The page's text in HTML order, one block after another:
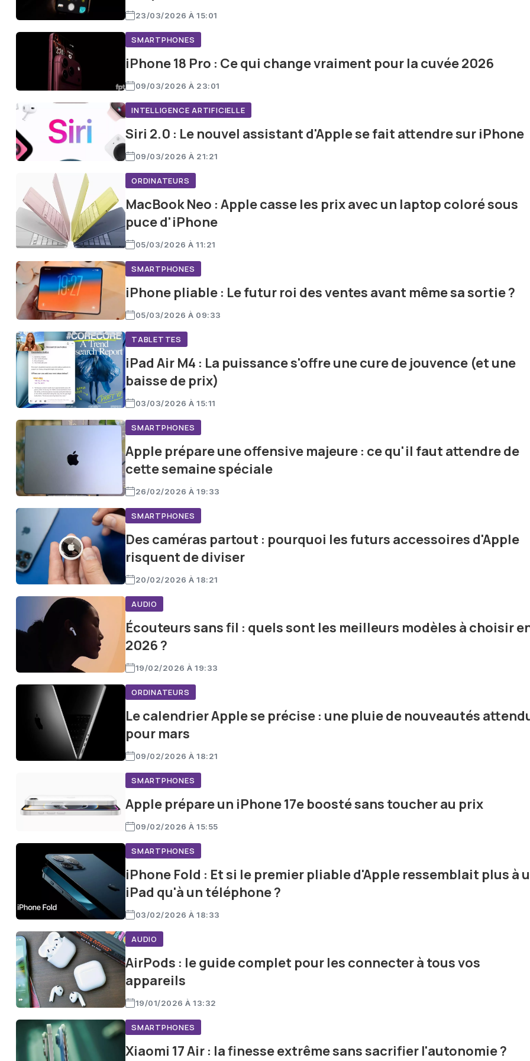
Comment puis-je protéger ma vie privée avec les produits Apple ?
Apple met un fort accent sur la protection de la vie privée et la sécurité. Les appareils Apple intègrent plusieurs
fonctionnalités de sécurité, comme le chiffrement des données, Face ID et Touch ID. Apple propose également
réglages de confidentialité personnalisables pour gérer l'accès aux données personnelles.
23/03/2026 À 15:01
SMARTPHONES
iPhone 18 Pro : Ce qui change vraiment pour la cuvée 2026
09/03/2026 À 23:01
INTELLIGENCE ARTIFICIELLE
Siri 2.0 : Le nouvel assistant d'Apple se fait attendre sur iPhone
09/03/2026 À 21:21
ORDINATEURS
MacBook Neo : Apple casse les prix avec un laptop coloré sous
puce d'iPhone
05/03/2026 À 11:21
SMARTPHONES
iPhone pliable : Le futur roi des ventes avant même sa sortie ?
05/03/2026 À 09:33
TABLETTES
iPad Air M4 : La puissance s'offre une cure de jouvence (et une
baisse de prix)
03/03/2026 À 15:11
SMARTPHONES
Apple prépare une offensive majeure : ce qu'il faut attendre de
cette semaine spéciale
26/02/2026 À 19:33
SMARTPHONES
Des caméras partout : pourquoi les futurs accessoires d'Apple
risquent de diviser
20/02/2026 À 18:21
AUDIO
Écouteurs sans fil : quels sont les meilleurs modèles à choisir
2026 ?
19/02/2026 À 19:33
ORDINATEURS
Le calendrier Apple se précise : une pluie de nouveautés
pour mars
09/02/2026 À 18:21
SMARTPHONES
Apple prépare un iPhone 17e boosté sans toucher au prix
09/02/2026 À 15:55
SMARTPHONES
iPhone Fold : Et si le premier pliable d'Apple ressemblait plus à
iPad qu'à un téléphone ?
03/02/2026 À 18:33
AUDIO
AirPods : le guide complet pour les connecter à tous vos
appareils
19/01/2026 À 13:32
SMARTPHONES
Xiaomi 17 Air : la finesse extrême sans sacrifier l'autonomie ?